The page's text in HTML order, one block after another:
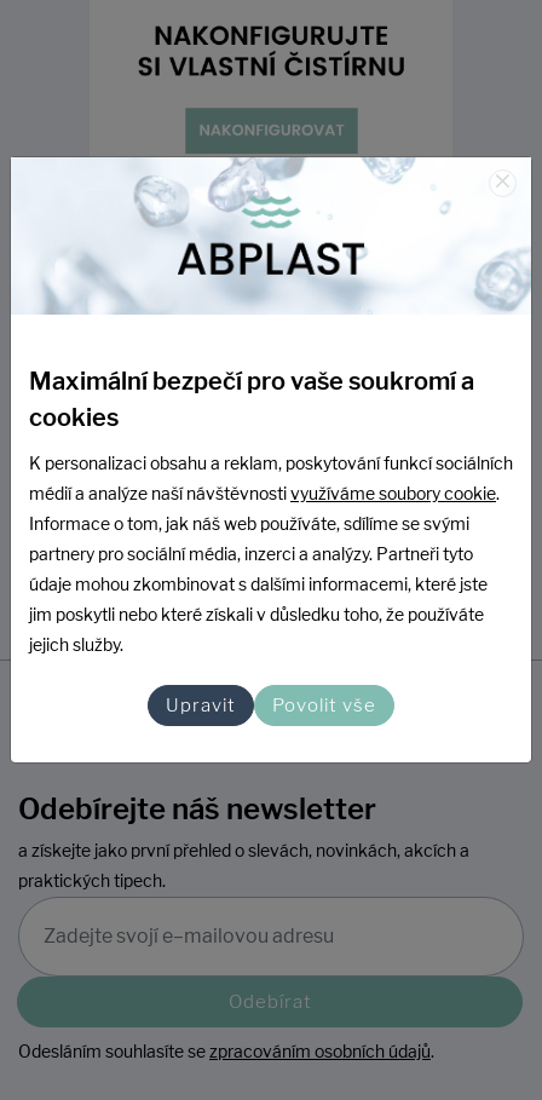
Odebírejte náš newsletter
a získejte jako první přehled o slevách, novinkách, akcích a
praktických tipech.
Odebírat
Odesláním souhlasíte sezpracováním osobních údajů.
×
Maximální bezpečí pro vaše soukromí a
cookies
K personalizaci obsahu a reklam, poskytování funkcí sociálních
médií a analýze naší návštěvnostivyužíváme soubory cookie.
Informace o tom, jak náš web používáte, sdílíme se svými
partnery pro sociální média, inzerci a analýzy. Partneři tyto
údaje mohou zkombinovat s dalšími informacemi, které jste
jim poskytli nebo které získali v důsledku toho, že používáte
jejich služby.
Upravit Povolit vše